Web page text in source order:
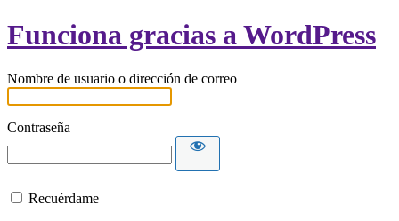
Funciona gracias a WordPress
Nombre de usuario o dirección de correo
Contraseña
Recuérdame